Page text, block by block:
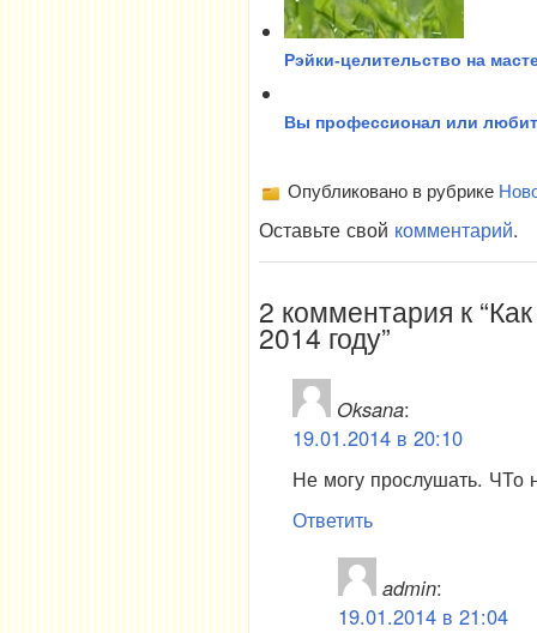
Рэйки-целительство на
Вы профессионал или
Опубликовано в рубрике
Оставьте свой комментарий.
2 комментария к
2014 году”
Oksana:
19.01.2014 в 20:10
Не могу прослушать. ЧТо
Ответить
admin:
19.01.2014 в 21:04